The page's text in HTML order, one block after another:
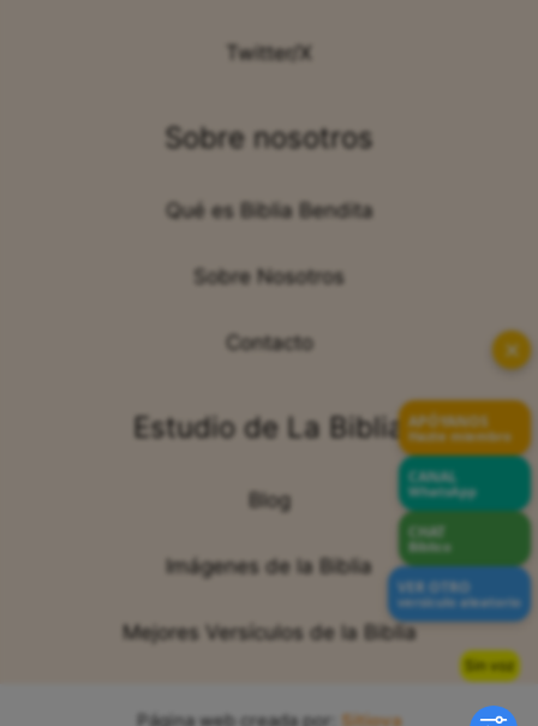
Sin voz
Twitter/X
Sobre nosotros
Qué es Biblia Bendita
Sobre Nosotros
Contacto
Estudio de La Biblia
Blog
Imágenes de la Biblia
Mejores Versículos de la Biblia
Página web creada por: Sitiova
✕
APÓYANOS
Hazte miembro
CANAL
WhatsApp
CHAT
Bíblico
VER OTRO
versículo aleatorio